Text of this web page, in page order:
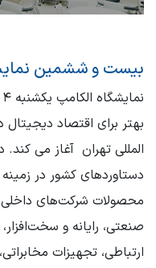
بیست و ششمین
بهتر برای اقتصاد
المللی تهران آغاز می کند.
دستاوردهای کشور در
محصولات شرکت‌های
صنعتی، رایانه و
ارتباطی، تجهیزات